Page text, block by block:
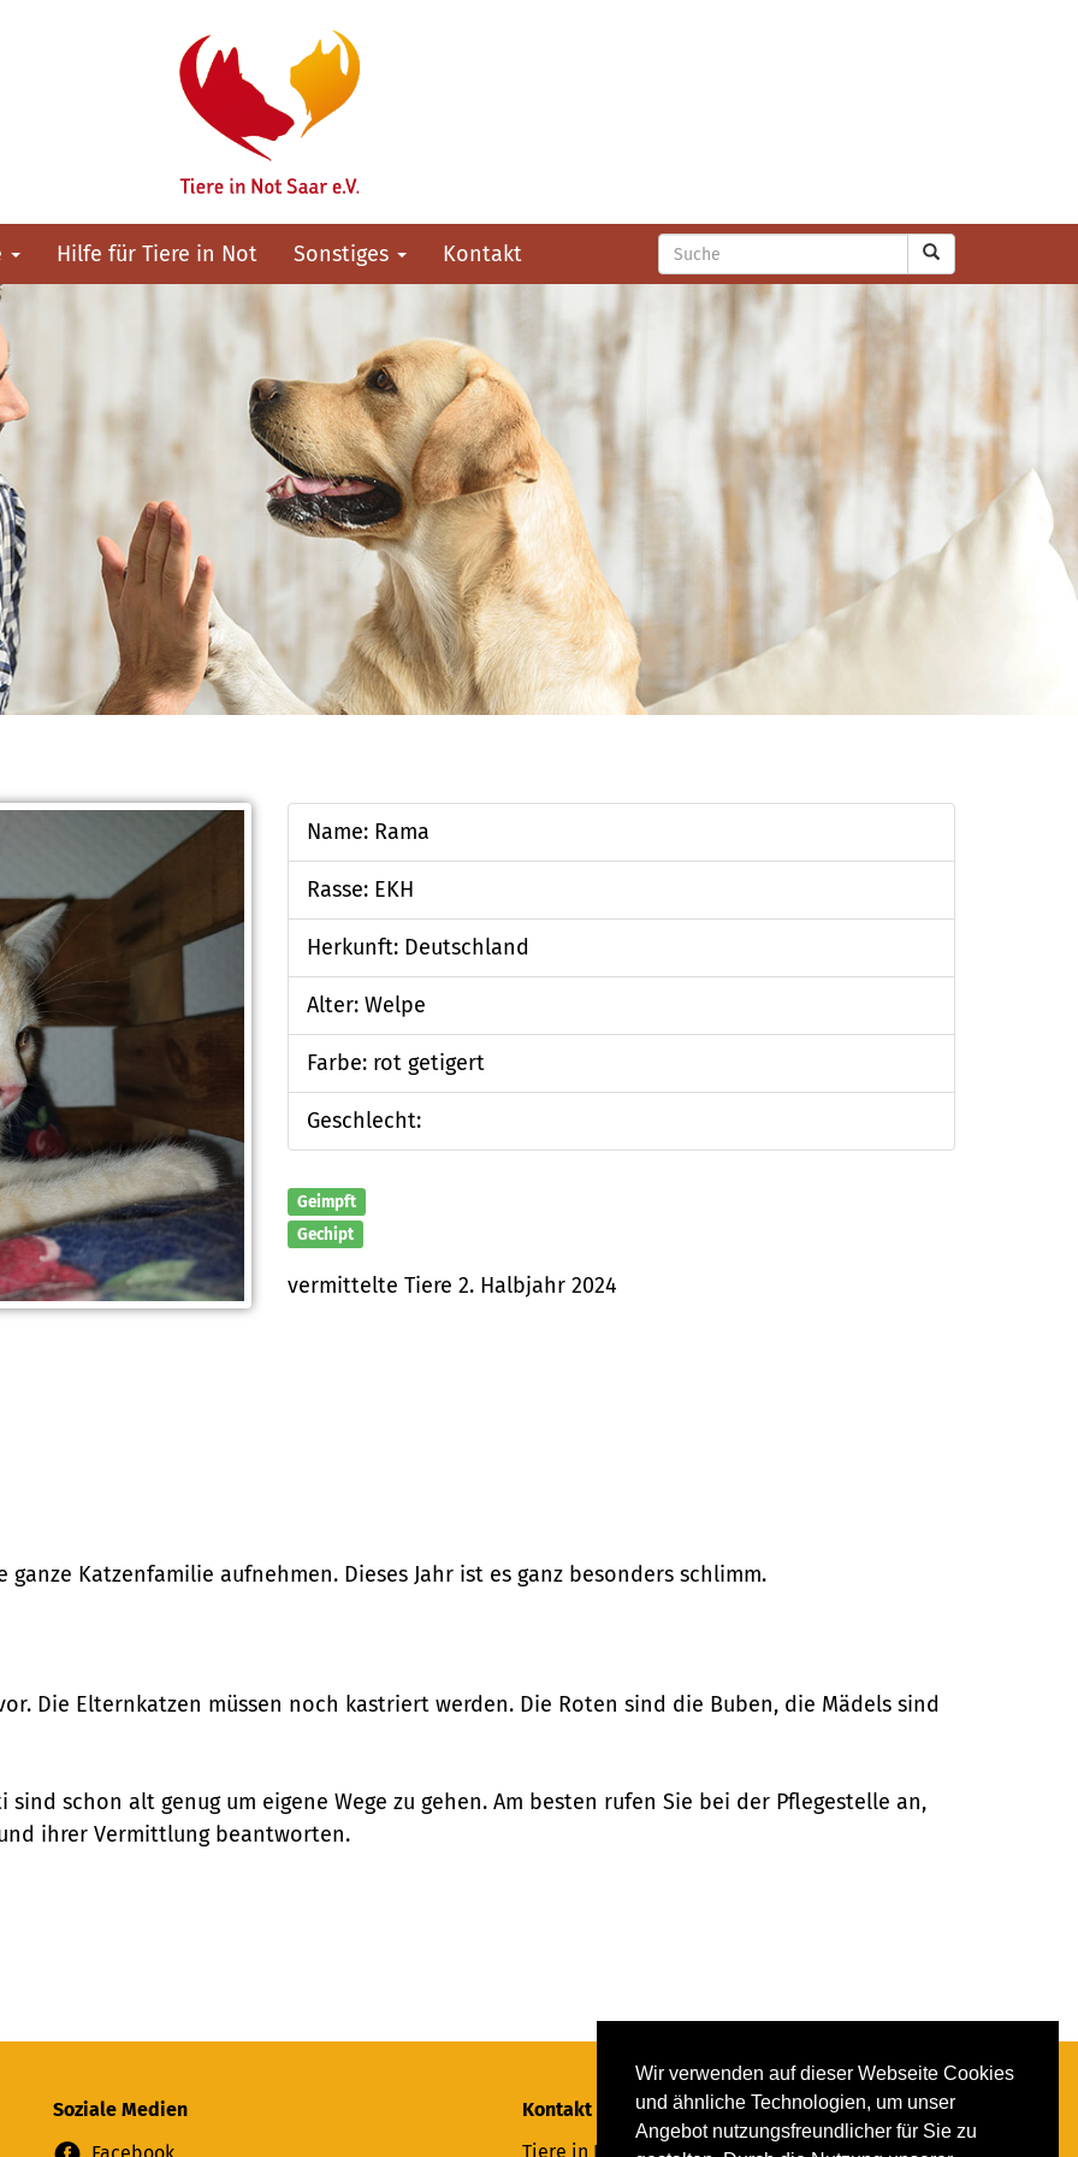
Wir verwenden auf dieser Webseite Cookies
und ähnliche Technologien, um unser
Angebot nutzungsfreundlicher für Sie zu
Hilfe für Tiere in Not Sonstiges Kontakt
Name: Rama
Rasse: EKH
Herkunft: Deutschland
Alter: Welpe
Farbe: rot getigert
Geschlecht:
Geimpft
Gechipt
vermittelte Tiere 2. Halbjahr 2024
Katzenfamilie aufnehmen. Dieses Jahr ist es ganz besonders schlimm.
Die Elternkatzen müssen noch kastriert werden. Die Roten sind die Buben, die Mädels sind
sind schon alt genug um eigene Wege zu gehen. Am besten rufen Sie bei der Pflegestelle an,
ihrer Vermittlung beantworten.
Soziale Medien
Facebook
Kontakt
Tiere in Not Saar e.V.